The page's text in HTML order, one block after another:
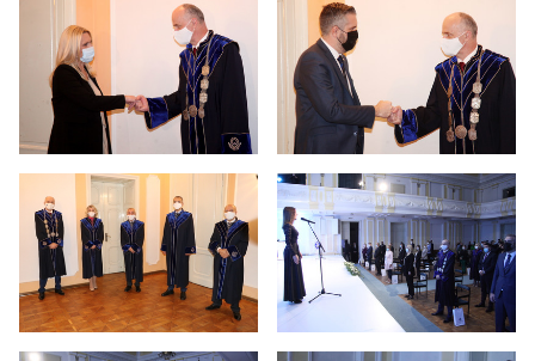
45 godina rada Univerziteta
44 godine rada Univerziteta
43 godine rada Univerziteta
42 godine rada Univerziteta
41 godina rada Univerziteta
40 godina rada Univerziteta